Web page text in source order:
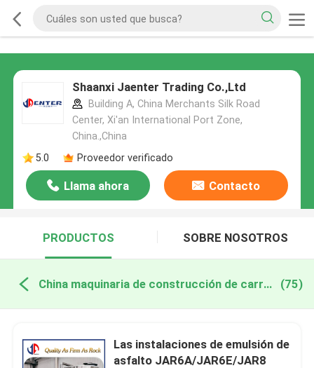
Shaanxi Jaenter Trading Co.,Ltd
Building A, China Merchants Silk Road
Center, Xi'an International Port Zone,
China.,China
5.0
Proveedor verificado
Llama ahora Contacto
PRODUCTOS SOBRE NOSOTROS
China maquinaria de construcción de carreteras (75)
Las instalaciones de emulsión de
asfalto JAR6A/JAR6E/JAR8